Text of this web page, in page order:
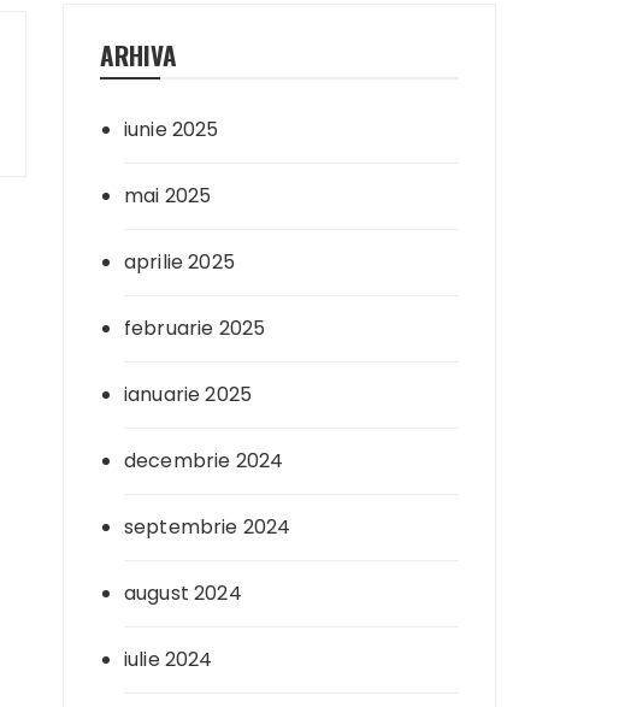
ARHIVA
iunie 2025
mai 2025
aprilie 2025
februarie 2025
ianuarie 2025
decembrie 2024
septembrie 2024
august 2024
iulie 2024